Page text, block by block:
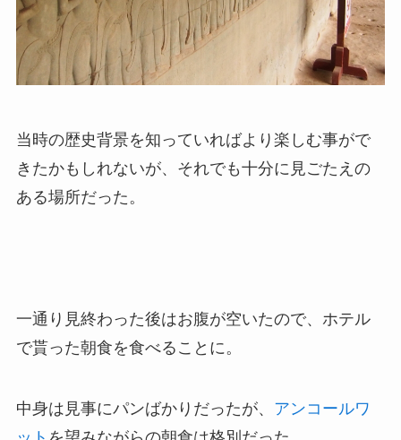
当時の歴史背景を知っていればより楽しむ事がで
きたかもしれないが、それでも十分に見ごたえの
ある場所だった。
一通り見終わった後はお腹が空いたので、ホテル
で貰った朝食を食べることに。
中身は見事にパンばかりだったが、 アンコールワ